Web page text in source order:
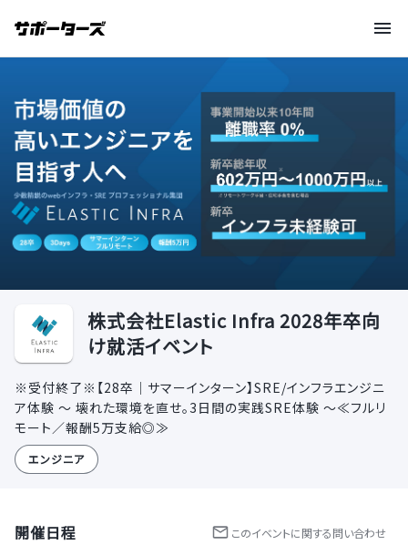
株式会社Elastic Infra 2028年卒向
け就活イベント
※受付終了※【28卒｜サマーインターン】SRE/インフラエンジニ
ア体験 〜 壊れた環境を直せ。3日間の実践SRE体験 〜≪フルリ
モート／報酬5万支給◎≫
エンジニア
開催日程 このイベントに関する問い合わせ